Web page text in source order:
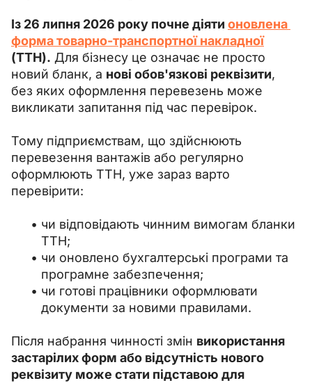
Із 26 липня 2026 року почне діяти оновлена
форма товарно-транспортної накладної
(ТТН). Для бізнесу це означає не просто
новий бланк, а нові обов'язкові реквізити,
без яких оформлення перевезень може
викликати запитання під час перевірок.
Тому підприємствам, що здійснюють
перевезення вантажів або регулярно
оформлюють ТТН, уже зараз варто
перевірити:
чи відповідають чинним вимогам бланки
ТТН;
чи оновлено бухгалтерські програми та
програмне забезпечення;
чи готові працівники оформлювати
документи за новими правилами.
Після набрання чинності змін використання
застарілих форм або відсутність нового
реквізиту може стати підставою для